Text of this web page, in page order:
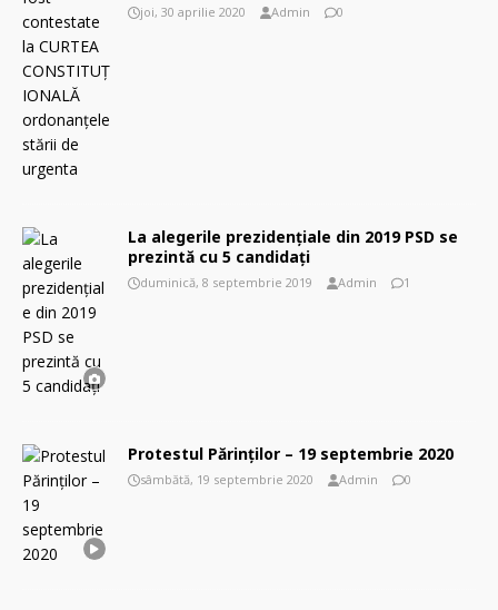
joi, 30 aprilie 2020 Admin 0
La alegerile prezidențiale din 2019 PSD se
prezintă cu 5 candidați
duminică, 8 septembrie 2019 Admin 1
Protestul Părinţilor – 19 septembrie 2020
sâmbătă, 19 septembrie 2020 Admin 0